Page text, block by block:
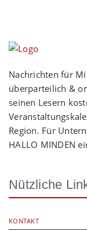
Nachrichten für
überparteilich &
seinen Lesern
Region. Für
HALLO MINDEN
Nützliche
KONTAKT